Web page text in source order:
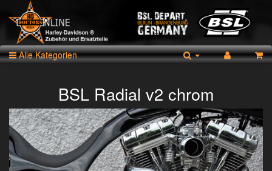
Alle Kategorien
BSL Radial v2 chrom